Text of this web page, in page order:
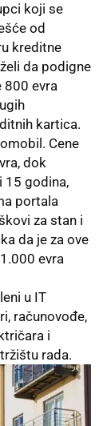
koji se
od
kreditne
da podigne
800 evra
kartica.
Cene
dok
15 godina,
portala
za stan i
da je za ove
evra
u IT
računovođe,
i
rada.